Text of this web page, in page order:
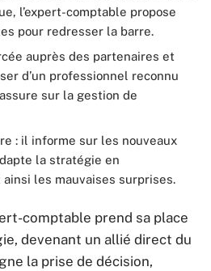
l’expert-comptable propose
pour redresser la barre.
auprès des partenaires et
d’un professionnel reconnu
sur la gestion de
: il informe sur les nouveaux
la stratégie en
les mauvaises surprises.
comptable prend sa place
devenant un allié direct du
la prise de décision,